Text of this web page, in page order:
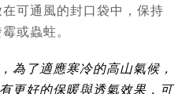
可通風的封口袋中，保持
或蟲蛀。
為了適應寒冷的高山氣候，
更好的保暖與透氣效果，可